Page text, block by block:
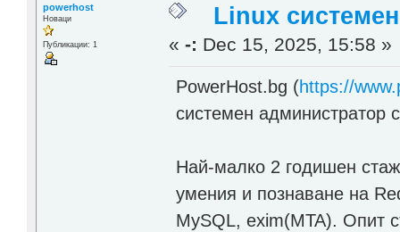
powerhost
Новаци
Публикации: 1
Linux
«-: Dec 15, 2025, 15:58 »
PowerHost.bg (https://
системен администратор
Най-малко 2 годишен
умения и познаване на
MySQL, exim(MTA). Опит